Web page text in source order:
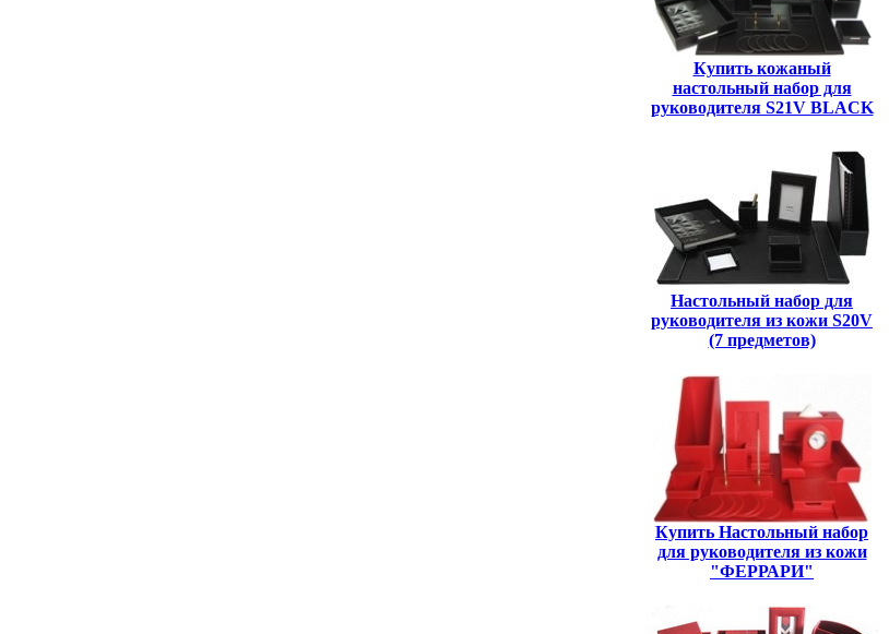
Купить кожаный
настольный набор для
руководителя S21V BLACK
Настольный набор для
руководителя из кожи S20V
(7 предметов)
Купить Настольный набор
для руководителя из кожи
"ФЕРРАРИ"